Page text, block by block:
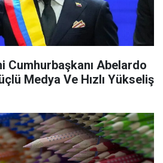
Cumhurbaşkanı Abelardo
Medya Ve Hızlı Yükseliş